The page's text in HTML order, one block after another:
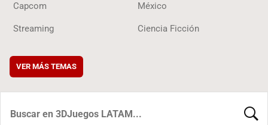
Capcom México
Streaming Ciencia Ficción
VER MÁS TEMAS